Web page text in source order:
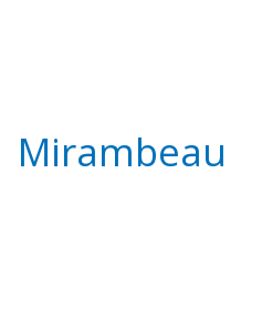
Mirambeau